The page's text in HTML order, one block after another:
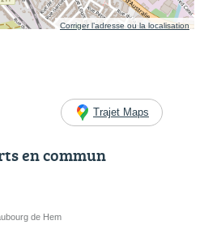
Corriger l’adresse ou la localisation
Trajet Maps
en commun
de Hem